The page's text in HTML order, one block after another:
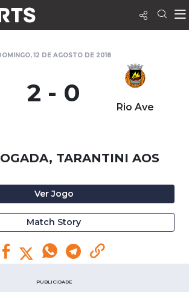
12 DE AGOSTO DE 2018
2 - 0 Rio Ave
TARANTINI AOS
Ver Jogo
Match Story
PUBLICIDADE